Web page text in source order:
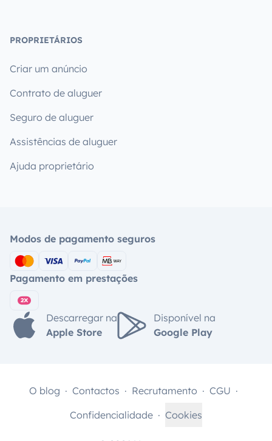
PROPRIETÁRIOS
Criar um anúncio
Contrato de aluguer
Seguro de aluguer
Assistências de aluguer
Ajuda proprietário
Modos de pagamento seguros
Pagamento em prestações
Descarregar na
Apple Store
Disponível na
Google Play
O blog Contactos Recrutamento
CGU
Confidencialidade
Cookies